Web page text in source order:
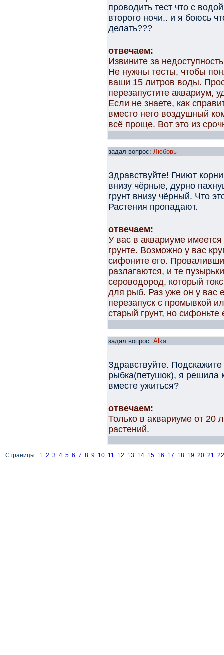
проводить тест что с
второго ночи.. и я боюсь
делать???
отвечаем:
Извините за
Не нужны тесты, чтобы
ваши 15 литров воды.
перезапустите аквариум,
Если не знаете, как
вместо него воздушный
всё проще. Вот это из
задал вопрос: Любовь
Здравствуйте! Гниют
внизу чёрные, дурно
грунт внизу чёрный. Что
Растения пропадают.
отвечаем:
У вас в аквариуме
грунте. Возможно у вас
сифоните его.
разлагаются, и те
сероводород, который
для рыб. Раз уже он у вас
перезапуск с промывкой
старый грунт, но
задал вопрос: Alka
Здравствуйте.
рыбка(петушок), я решила
вместе ужиться?
отвечаем:
Только в аквариуме от 20
растений.
Страницы: 1 2 3 4 5 6 7 8 9 10 11 12 13 14 15 16 17 18 19 20 21 22